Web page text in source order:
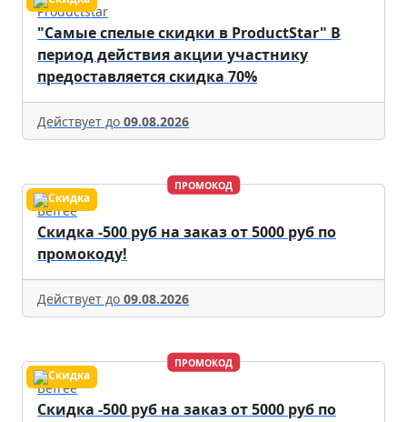
Productstar
"Самые спелые скидки в ProductStar" В
период действия акции участнику
предоставляется скидка 70%
Действует до 09.08.2026
ПРОМОКОД
Befree
Скидка -500 руб на заказ от 5000 руб по
промокоду!
Действует до 09.08.2026
ПРОМОКОД
Befree
Скидка -500 руб на заказ от 5000 руб по